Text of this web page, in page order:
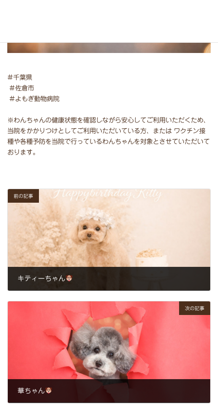
⁡#千葉県⁡
⁡ #佐倉市⁡
⁡ #よもぎ動物病院 ⁡⁡
⁡※わんちゃんの健康状態を確認しながら安心してご利用いただくため、
当院をかかりつけとしてご利用いただいている方、または ワクチン接
種や各種予防を当院で行っているわんちゃんを対象とさせていただいて
おります。
前の記事
キティーちゃん
次の記事
華ちゃん